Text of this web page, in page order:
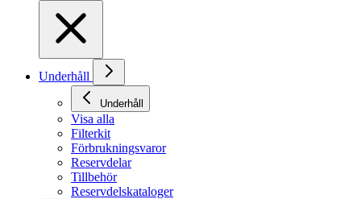
Underhåll
Underhåll
Visa alla
Filterkit
Förbrukningsvaror
Reservdelar
Tillbehör
Reservdelskataloger